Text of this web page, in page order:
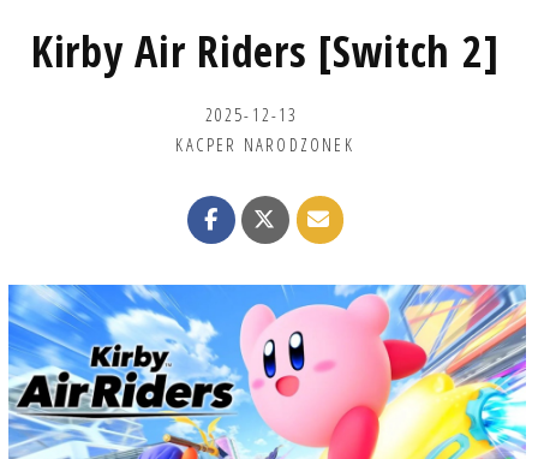
Kirby Air Riders [Switch 2]
2025-12-13
KACPER NARODZONEK